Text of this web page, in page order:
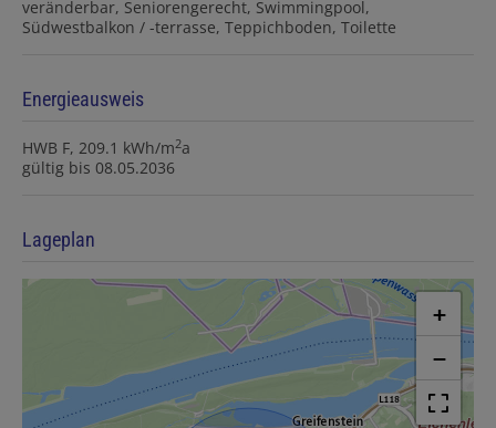
veränderbar Seniorengerecht Swimmingpool
Südwestbalkon / -terrasse Teppichboden Toilette
Energieausweis
HWB F, 209.1 kWh/m2a
gültig bis 08.05.2036
Lageplan
+
−